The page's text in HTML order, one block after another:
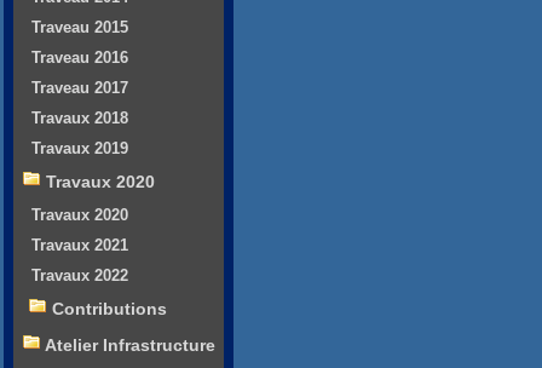
Traveau 2015
Traveau 2016
Traveau 2017
Travaux 2018
Travaux 2019
Travaux 2020
Travaux 2020
Travaux 2021
Travaux 2022
Contributions
Atelier Infrastructure